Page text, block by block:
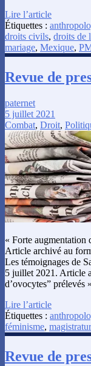
Lire l’article
Étiquettes :
droits civils, droits de
mariage, Mexique,
Revue de
paternet
5 juillet 2021
Combat, Droit,
« Forte augmentation
Article archivé au
Les témoignages de
5 juillet 2021. Article
d’ovocytes”
Lire l’article
Étiquettes :
féminisme,
Revue de